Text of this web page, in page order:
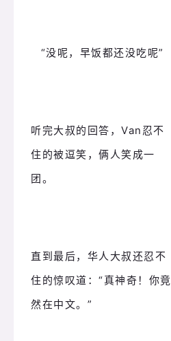
“没呢，早饭都还没吃呢”
听完大叔的回答，Van忍不
住的被逗笑，俩人笑成一
团。
直到最后，华人大叔还忍不
住的惊叹道：“真神奇！你竟
然在中文。”